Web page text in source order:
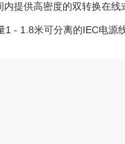
内提供高密度的双转换在线
1 - 1.8米可分离的IEC电源